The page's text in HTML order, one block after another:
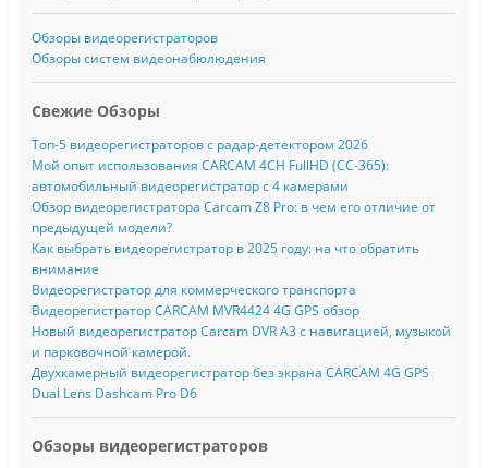
Обзоры видеорегистраторов
Обзоры систем видеонабюлюдения
Свежие Обзоры
Топ-5 видеорегистраторов с радар-детектором 2026
Мой опыт использования CARCAM 4CH FullHD (CC-365):
автомобильный видеорегистратор с 4 камерами
Обзор видеорегистратора Carcam Z8 Pro: в чем его отличие от
предыдущей модели?
Как выбрать видеорегистратор в 2025 году: на что обратить
внимание
Видеорегистратор для коммерческого транспорта
Видеорегистратор CARCAM MVR4424 4G GPS обзор
Новый видеорегистратор Carcam DVR A3 с навигацией, музыкой
и парковочной камерой.
Двухкамерный видеорегистратор без экрана CARCAM 4G GPS
Dual Lens Dashcam Pro D6
Обзоры видеорегистраторов